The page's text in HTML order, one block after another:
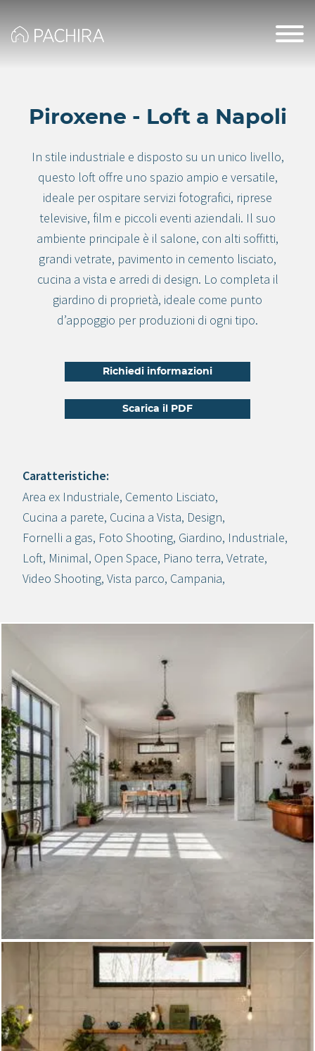
Piroxene - Loft a Napoli
In stile industriale e disposto su un unico livello,
questo loft offre uno spazio ampio e versatile,
ideale per ospitare servizi fotografici, riprese
televisive, film e piccoli eventi aziendali. Il suo
ambiente principale è il salone, con alti soffitti,
grandi vetrate, pavimento in cemento lisciato,
cucina a vista e arredi di design. Lo completa il
giardino di proprietà, ideale come punto
d’appoggio per produzioni di ogni tipo.
Richiedi informazioni
Scarica il PDF
Crea progetto
Caratteristiche:
Area ex Industriale, Cemento Lisciato,
Cucina a parete, Cucina a Vista, Design,
Fornelli a gas, Foto Shooting, Giardino, Industriale,
Loft, Minimal, Open Space, Piano terra, Vetrate,
Video Shooting, Vista parco, Campania,